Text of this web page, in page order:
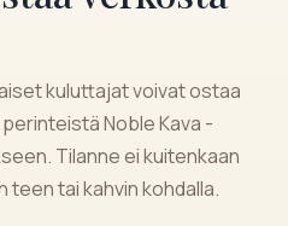
kuluttajat voivat ostaa
Noble Kava -
Tilanne ei kuitenkaan
teen tai kahvin kohdalla.